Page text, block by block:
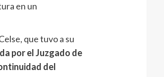
en un
que tuvo a su
por el Juzgado de
del